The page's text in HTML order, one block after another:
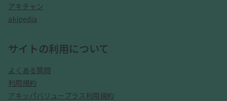
アキチャン
akipedia
サイトの利用について
よくある質問
利用規約
アキッパバリュープラス利用規約